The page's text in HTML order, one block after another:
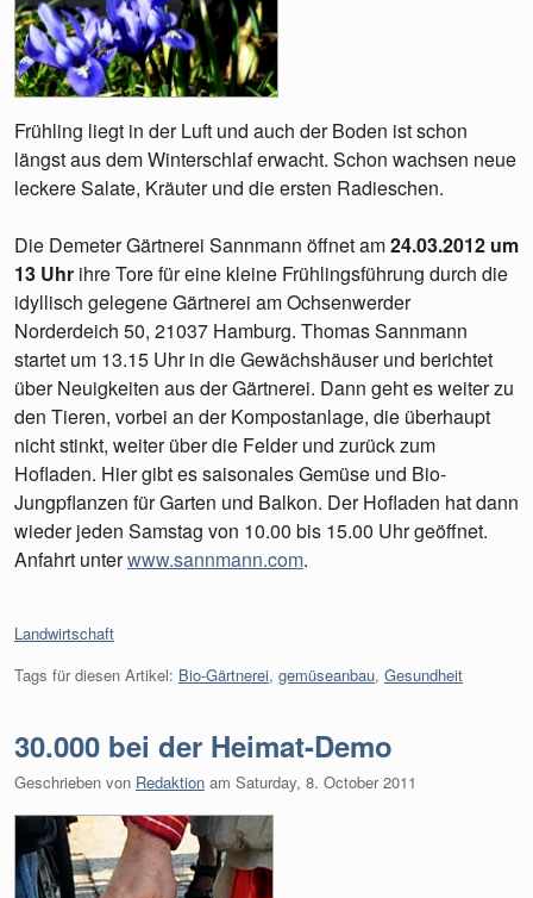
Frühling liegt in der Luft und auch der Boden ist schon
längst aus dem Winterschlaf erwacht. Schon wachsen neue
leckere Salate, Kräuter und die ersten Radieschen.
Die Demeter Gärtnerei Sannmann öffnet am24.03.2012 um
13 Uhr ihre Tore für eine kleine Frühlingsführung durch die
idyllisch gelegene Gärtnerei am Ochsenwerder
Norderdeich 50, 21037 Hamburg. Thomas Sannmann
startet um 13.15 Uhr in die Gewächshäuser und berichtet
über Neuigkeiten aus der Gärtnerei. Dann geht es weiter zu
den Tieren, vorbei an der Kompostanlage, die überhaupt
nicht stinkt, weiter über die Felder und zurück zum
Hofladen. Hier gibt es saisonales Gemüse und Bio-
Jungpflanzen für Garten und Balkon. Der Hofladen hat dann
wieder jeden Samstag von 10.00 bis 15.00 Uhr geöffnet.
Anfahrt unterwww.sannmann.com.
Kategorien:
Landwirtschaft
Tags für diesen Artikel: Bio-Gärtnerei, gemüseanbau, Gesundheit
30.000 bei der Heimat-Demo
Geschrieben von Redaktion am Saturday, 8. October 2011